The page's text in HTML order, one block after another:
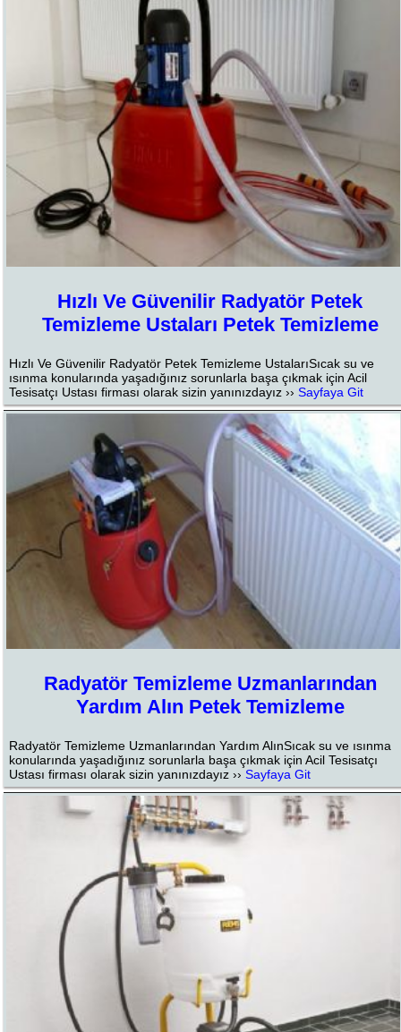
Hızlı Ve Güvenilir Radyatör Petek
Temizleme Ustaları Petek Temizleme
Hızlı Ve Güvenilir Radyatör Petek Temizleme UstalarıSıcak su ve
ısınma konularında yaşadığınız sorunlarla başa çıkmak için Acil
Tesisatçı Ustası firması olarak sizin yanınızdayız ››Sayfaya Git
Radyatör Temizleme Uzmanlarından
Yardım Alın Petek Temizleme
Radyatör Temizleme Uzmanlarından Yardım AlınSıcak su ve ısınma
konularında yaşadığınız sorunlarla başa çıkmak için Acil Tesisatçı
Ustası firması olarak sizin yanınızdayız ››Sayfaya Git